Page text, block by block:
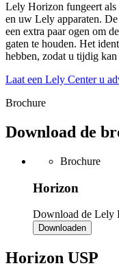
Lely Horizon fungeert als
en uw Lely apparaten.
een extra paar ogen om
gaten te houden. Het
hebben, zodat u tijdig
Laat een Lely Center u
Brochure
Download de
Brochure
Horizon
Download de Lely
Downloaden
Horizon USP